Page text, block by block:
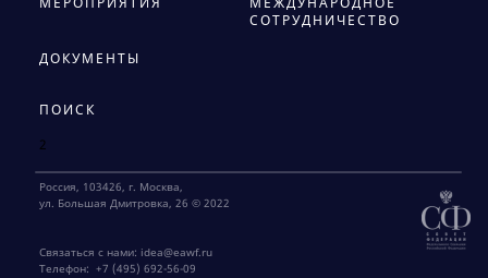
СОТРУДНИЧЕСТВО
ДОКУМЕНТЫ
ПОИСК
2
Россия, 103426, г. Москва,
ул. Большая Дмитровка, 26 © 2022
Связаться с нами: idea@eawf.ru
Телефон: +7 (495) 692-56-09